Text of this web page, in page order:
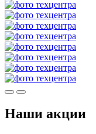
Наши акции